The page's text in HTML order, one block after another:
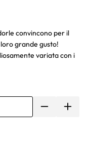
convincono per il
grande gusto!
variata con i